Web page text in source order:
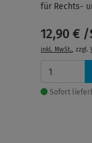
für Rechts-
12,90 €
inkl. MwSt., zzgl.
Sofort